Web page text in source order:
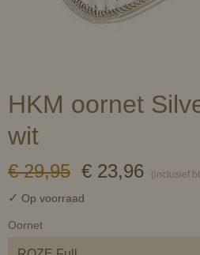
HKM oornet
wit
€ 29,95 € 23,96 (inclusief
✓ Op voorraad
Oornet